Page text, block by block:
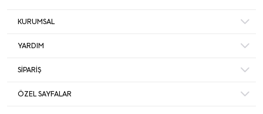
KURUMSAL
Mağazalar
Ecrou’da Kariyer ve İş Başvurusu
YARDIM
Sıkça Sorulan Sorular
Gizlilik ve Güvenlik
SİPARİŞ
ÖZEL SAYFALAR